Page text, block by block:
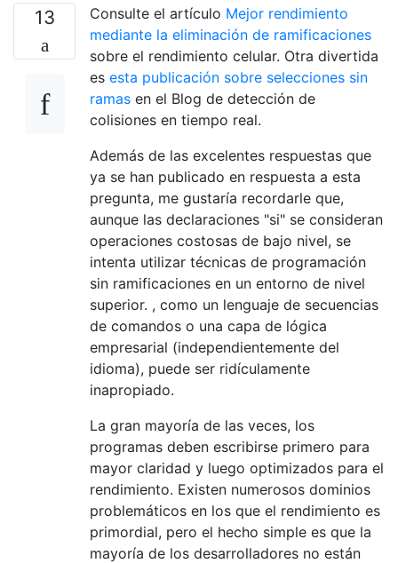
13 Consulte el artículo Mejor rendimiento
mediante la eliminación de ramificaciones
sobre el rendimiento celular. Otra divertida
es esta publicación sobre selecciones sin
ramas en el Blog de detección de
colisiones en tiempo real.
Además de las excelentes respuestas que
ya se han publicado en respuesta a esta
pregunta, me gustaría recordarle que,
aunque las declaraciones "si" se consideran
operaciones costosas de bajo nivel, se
intenta utilizar técnicas de programación
sin ramificaciones en un entorno de nivel
superior. , como un lenguaje de secuencias
de comandos o una capa de lógica
empresarial (independientemente del
idioma), puede ser ridículamente
inapropiado.
La gran mayoría de las veces, los
programas deben escribirse primero para
mayor claridad y luego optimizados para el
rendimiento. Existen numerosos dominios
problemáticos en los que el rendimiento es
primordial, pero el hecho simple es que la
mayoría de los desarrolladores no están